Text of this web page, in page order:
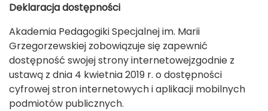
Deklaracja dostępności
Akademia Pedagogiki Specjalnej im. Marii
Grzegorzewskiej zobowiązuje się zapewnić
dostępność swojej strony internetowejzgodnie z
ustawą z dnia 4 kwietnia 2019 r. o dostępności
cyfrowej stron internetowych i aplikacji mobilnych
podmiotów publicznych.